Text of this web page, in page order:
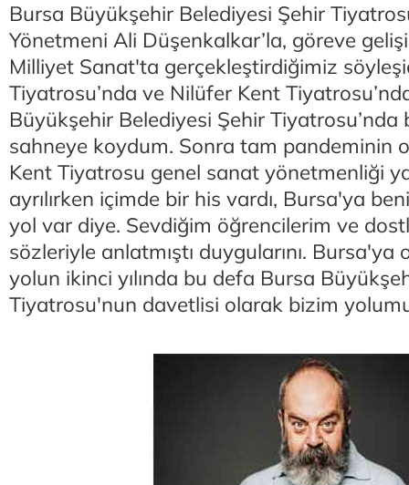
Bursa Büyükşehir Belediyesi Şehir
Yönetmeni Ali Düşenkalkar’la, göreve
Milliyet Sanat'ta gerçekleştirdiğimiz
Tiyatrosu’nda ve Nilüfer Kent
Büyükşehir Belediyesi Şehir
sahneye koydum. Sonra tam pandeminin
Kent Tiyatrosu genel sanat yönetmenliği
ayrılırken içimde bir his vardı, Bursa'ya
yol var diye. Sevdiğim öğrencilerim ve
sözleriyle anlatmıştı duygularını.
yolun ikinci yılında bu defa Bursa
Tiyatrosu'nun davetlisi olarak bizim